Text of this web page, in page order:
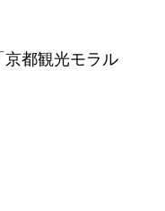
京都観光モラル